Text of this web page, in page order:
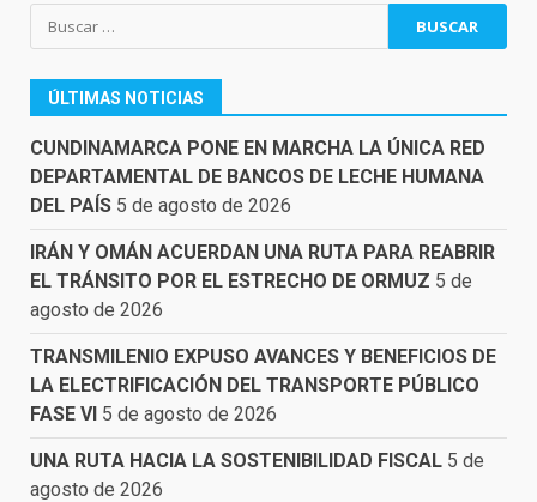
Buscar:
ÚLTIMAS NOTICIAS
CUNDINAMARCA PONE EN MARCHA LA ÚNICA RED
DEPARTAMENTAL DE BANCOS DE LECHE HUMANA
DEL PAÍS 5 de agosto de 2026
IRÁN Y OMÁN ACUERDAN UNA RUTA PARA REABRIR
EL TRÁNSITO POR EL ESTRECHO DE ORMUZ 5 de
agosto de 2026
TRANSMILENIO EXPUSO AVANCES Y BENEFICIOS DE
LA ELECTRIFICACIÓN DEL TRANSPORTE PÚBLICO
FASE VI 5 de agosto de 2026
UNA RUTA HACIA LA SOSTENIBILIDAD FISCAL 5 de
agosto de 2026